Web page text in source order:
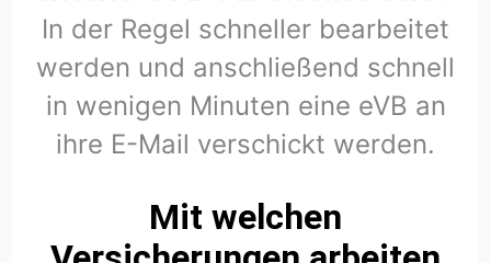
In der Regel schneller bearbeitet
werden und anschließend schnell
in wenigen Minuten eine eVB an
ihre E-Mail verschickt werden.
Mit welchen